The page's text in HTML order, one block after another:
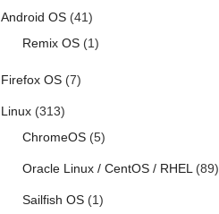
Android OS(41)
Remix OS(1)
Firefox OS(7)
Linux(313)
ChromeOS(5)
Oracle Linux / CentOS / RHEL(89)
Sailfish OS(1)